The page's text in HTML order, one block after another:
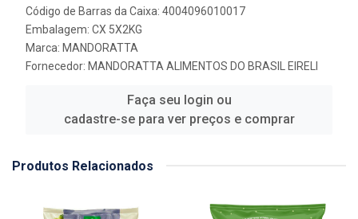
Código de Barras da Caixa: 4004096010017
Embalagem: CX 5X2KG
Marca: MANDORATTA
Fornecedor: MANDORATTA ALIMENTOS DO BRASIL EIRELI
Faça seu login ou
cadastre-se para ver preços e comprar
Produtos Relacionados